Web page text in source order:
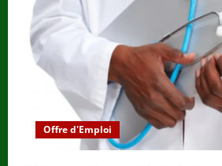
évêques
appellent
une
présidentielle
2025
sans
violence
ni
exclusion
Offre d'Emploi